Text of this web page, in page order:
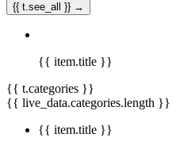
{{ t.see_all }} →
{{ item.title }}
{{ t.categories }}
{{ live_data.categories.length }}
{{ item.title }}